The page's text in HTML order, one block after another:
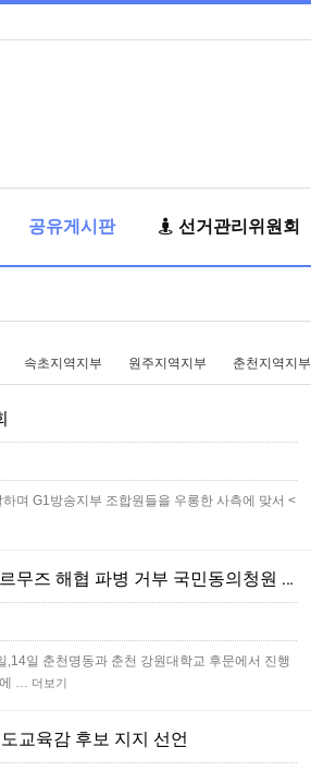
공유게시판 선거관리위원회
속초지역지부 원주지역지부 춘천지역지부
며 G1방송지부 조합원들을 우롱한 사측에 맞서 <
[본부소식] 미국과 이스라엘의 침략전쟁 중단 및 호르무즈 해협 파병 거부 국민동의청원 대시민 캠페인
일 춘천명동과 춘천 강원대학교 후문에서 진행
에 … 더보기
교육감 후보 지지 선언